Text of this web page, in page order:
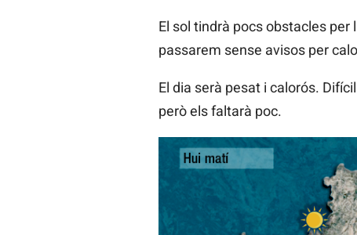
El sol tindrà pocs obstacles
passarem sense avisos per
El dia serà pesat i calorós.
però els faltarà poc.